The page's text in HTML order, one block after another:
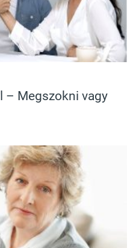
– Megszokni vagy